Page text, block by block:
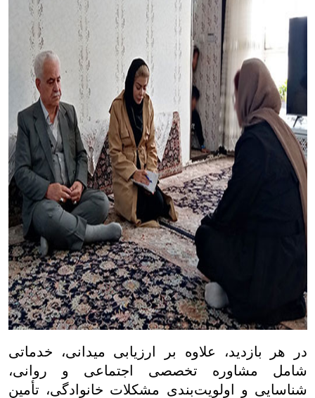
در هر بازدید، علاوه بر ارزیابی میدانی، خدماتی
شامل مشاوره تخصصی اجتماعی و روانی،
شناسایی و اولویت‌بندی مشکلات خانوادگی، تأمین